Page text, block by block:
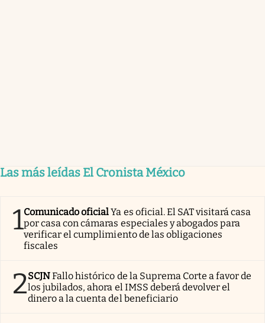
Las más leídas El Cronista México
1Comunicado oficialYa es oficial. El SAT visitará casa
por casa con cámaras especiales y abogados para
verificar el cumplimiento de las obligaciones
fiscales
2SCJNFallo histórico de la Suprema Corte a favor de
los jubilados, ahora el IMSS deberá devolver el
dinero a la cuenta del beneficiario